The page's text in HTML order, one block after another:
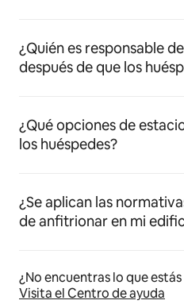
¿Quién es responsable
después de que los
¿Qué opciones de
los huéspedes?
¿Se aplican las
de anfitrionar en mi
¿No encuentras lo que
Visita el Centro de ayuda